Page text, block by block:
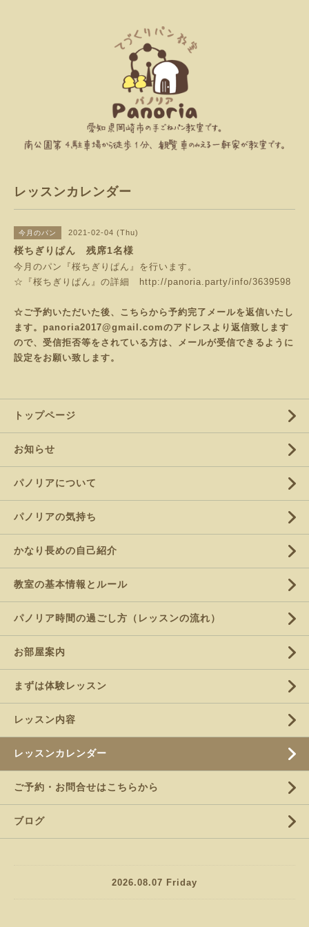
レッスンカレンダー
今月のパン 2021-02-04 (Thu)
桜ちぎりぱん 残席1名様
今月のパン『桜ちぎりぱん』を行います。
☆『桜ちぎりぱん』の詳細
http://panoria.party/info/3639598
☆ご予約いただいた後、こちらから予約完了メールを返信いたし
ます。panoria2017@gmail.comのアドレスより返信致します
ので、受信拒否等をされている方は、メールが受信できるように
設定をお願い致します。
トップページ
お知らせ
パノリアについて
パノリアの気持ち
かなり長めの自己紹介
教室の基本情報とルール
パノリア時間の過ごし方（レッスンの流れ）
お部屋案内
まずは体験レッスン
レッスン内容
レッスンカレンダー
ご予約・お問合せはこちらから
ブログ
2026.08.07 Friday